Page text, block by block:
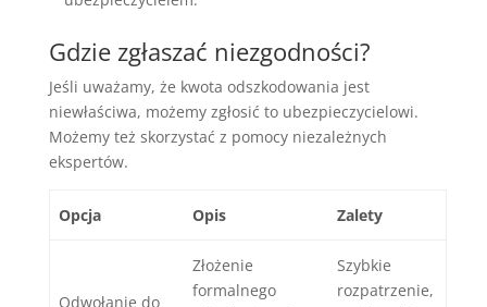
Gdzie zgłaszać niezgodności?
Jeśli uważamy, że kwota odszkodowania jest
niewłaściwa, możemy zgłosić to ubezpieczycielowi.
Możemy też skorzystać z pomocy niezależnych
ekspertów.
Opcja Opis Zalety
Odwołanie do
Złożenie
formalnego
Szybkie
rozpatrzenie,